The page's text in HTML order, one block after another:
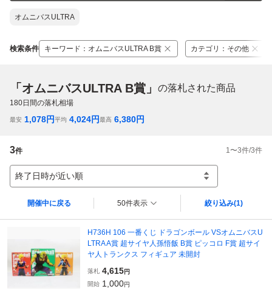
オムニバスULTRA
検索条件 キーワード ： オムニバスULTRA B賞 カテゴリ ： その他
「オムニバスULTRA B賞」 の落札された商品
180日間の落札相場
最安 1,078円平均 4,024円最高 6,380円
3件 1 〜3件/3件
終了日時が近い順
開催中に戻る 50件表示 絞り込み(1)
H736H 106 一番くじ ドラゴンボール VSオムニバスU
LTRA A賞 超サイヤ人孫悟飯 B賞 ピッコロ F賞 超サイ
ヤ人トランクス フィギュア 未開封
落札 4,615円
開始 1,000円